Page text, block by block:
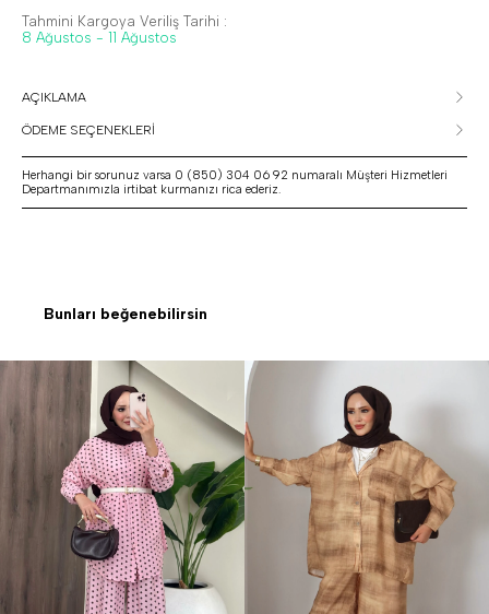
Tahmini Kargoya Veriliş Tarihi :
8 Ağustos - 11 Ağustos
AÇIKLAMA
ÖDEME SEÇENEKLERİ
Herhangi bir sorunuz varsa 0 (850) 304 06 92 numaralı Müşteri Hizmetleri
Departmanımızla irtibat kurmanızı rica ederiz.
Bunları beğenebilirsin